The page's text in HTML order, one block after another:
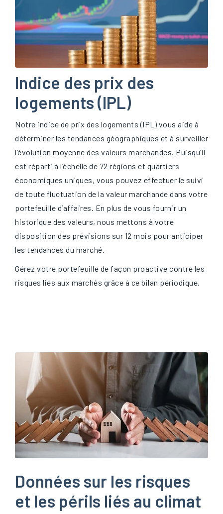
Indice des prix des
logements (IPL)
Notre indice de prix des logements (IPL) vous aide à
déterminer les tendances géographiques et à surveiller
l’évolution moyenne des valeurs marchandes. Puisqu’il
est réparti à l’échelle de 72 régions et quartiers
économiques uniques, vous pouvez effectuer le suivi
de toute fluctuation de la valeur marchande dans votre
portefeuille d’affaires. En plus de vous fournir un
historique des valeurs, nous mettons à votre
disposition des prévisions sur 12 mois pour anticiper
les tendances du marché.
Gérez votre portefeuille de façon proactive contre les
risques liés aux marchés grâce à ce bilan périodique.
Données sur les risques
et les périls liés au climat